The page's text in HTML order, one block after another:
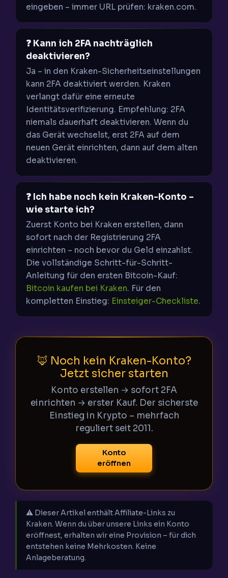
eingeben – immer URL prüfen: kraken.com.
❓ Kann ich 2FA nachträglich
deaktivieren?
Ja – in den Kraken-Sicherheitseinstellungen
kann 2FA deaktiviert werden. Kraken
verlangt dafür eine erneute
Identitätsverifizierung. Empfehlung: 2FA
niemals dauerhaft deaktivieren. Wenn du
das Gerät wechselst, erst 2FA auf dem
neuen Gerät einrichten, dann auf dem alten
deaktivieren.
❓ Ich habe noch kein Kraken-Konto –
wie starte ich?
Zuerst Konto bei Kraken erstellen, dann
sofort nach der Registrierung 2FA
einrichten – noch bevor du Geld einzahlst.
Die vollständige Schritt-für-Schritt-
Anleitung für den ersten Bitcoin-Kauf:
Bitcoin kaufen bei Kraken. Für den
kompletten Einstieg: Einsteiger-Checkliste.
🦊 Noch kein Kraken-Konto?
Jetzt sicher starten
Konto erstellen → sofort 2FA
einrichten → erster Kauf. Der sicherste
Einstieg in Krypto – mehrfach
reguliert seit 2011.
Konto
eröffnen
⚠️ Dieser Artikel enthält Affiliate-Links zu
Kraken. Wenn du über unsere Links ein Konto
eröffnest, erhalten wir eine Provision – für dich
entstehen keine Mehrkosten. Keine
Anlageberatung.